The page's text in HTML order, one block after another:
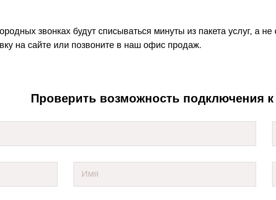
звонках будут списываться минуты из пакета услуг, а
на сайте или позвоните в наш офис продаж.
Проверить возможность подключения